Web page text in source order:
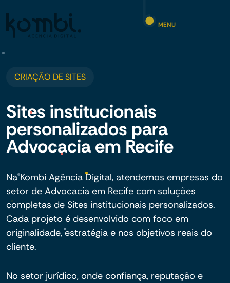
MENU
CRIAÇÃO DE SITES
Sites institucionais
personalizados para
Advocacia em Recife
Na Kombi Agência Digital, atendemos empresas do
setor de Advocacia em Recife com soluções
completas de Sites institucionais personalizados.
Cada projeto é desenvolvido com foco em
originalidade, estratégia e nos objetivos reais do
cliente.
No setor jurídico, onde confiança, reputação e